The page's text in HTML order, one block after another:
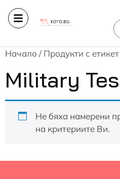
Начало / Продукти с
Military
Не бяха намерени
на критериите Ви.